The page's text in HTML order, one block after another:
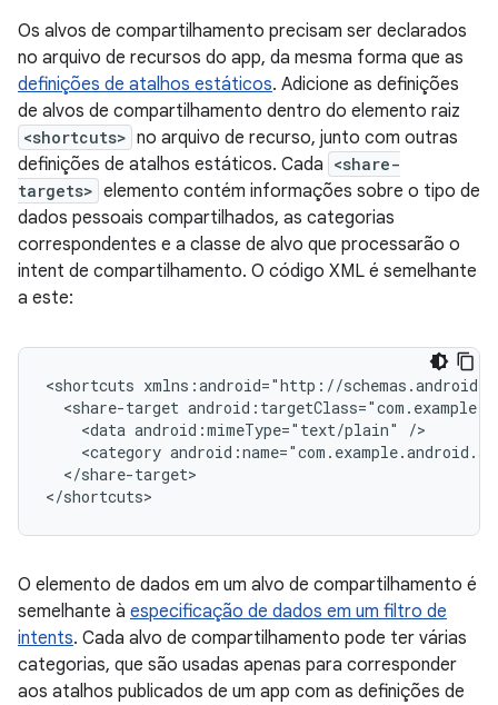
Os alvos de compartilhamento precisam ser declarados
no arquivo de recursos do app, da mesma forma que as
definições de atalhos estáticos. Adicione as definições
de alvos de compartilhamento dentro do elemento raiz
<shortcuts> no arquivo de recurso, junto com outras
definições de atalhos estáticos. Cada <share-
targets> elemento contém informações sobre o tipo de
dados pessoais compartilhados, as categorias
correspondentes e a classe de alvo que processarão o
intent de compartilhamento. O código XML é semelhante
a este:
<shortcuts
<share-target
<data android:mimeType="text/plain"
<category
</share-target>
</shortcuts>
O elemento de dados em um alvo de compartilhamento é
semelhante à especificação de dados em um filtro de
intents. Cada alvo de compartilhamento pode ter várias
categorias, que são usadas apenas para corresponder
aos atalhos publicados de um app com as definições de